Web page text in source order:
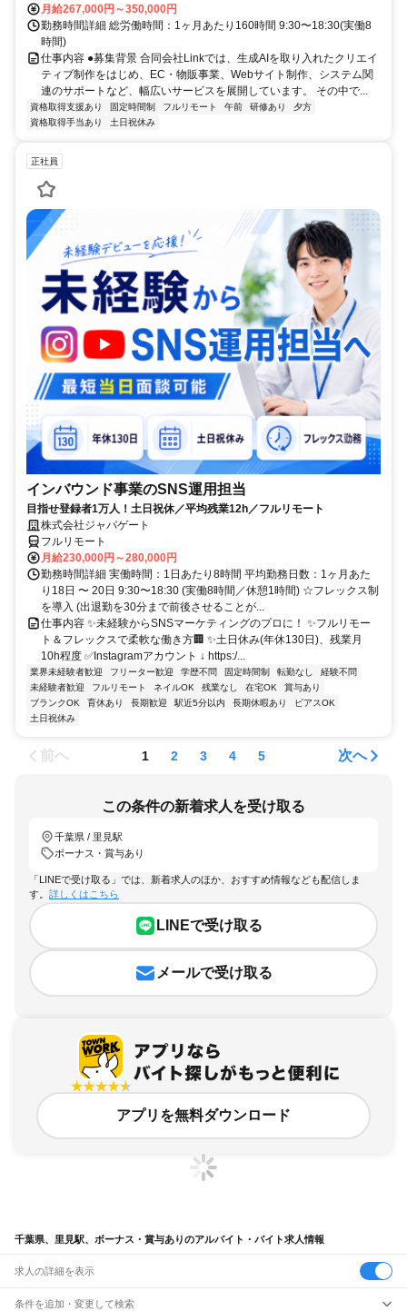
月給267,000円～350,000円
勤務時間詳細 総労働時間：1ヶ月あたり160時間 9:30〜18:30(実働8
時間)
仕事内容 ●募集背景 合同会社Linkでは、生成AIを取り入れたクリエイ
ティブ制作をはじめ、EC・物販事業、Webサイト制作、システム関
連のサポートなど、幅広いサービスを展開しています。 その中で...
資格取得支援あり 固定時間制 フルリモート 午前 研修あり
夕方
資格取得手当あり
土日祝休み
正社員
インバウンド事業のSNS運用担当
目指せ登録者1万人！土日祝休／平均残業12h／フルリモート
株式会社ジャパゲート
フルリモート
月給230,000円～280,000円
勤務時間詳細 実働時間：1日あたり8時間 平均勤務日数：1ヶ月あた
り18日 〜 20日 9:30〜18:30 (実働8時間／休憩1時間) ☆フレックス制
を導入 (出退勤を30分まで前後させることが...
仕事内容 ✨未経験からSNSマーケティングのプロに！ ✨フルリモー
ト＆フレックスで柔軟な働き方🏢 ✨土日休み(年休130日)、残業月
10h程度 ✅Instagramアカウント ↓ https:/...
業界未経験者歓迎 フリーター歓迎 学歴不問 固定時間制 転勤なし
経験不問
未経験者歓迎
フルリモート ネイルOK 残業なし 在宅OK
賞与あり
ブランクOK
育休あり 長期歓迎 駅近5分以内 長期休暇あり
ピアスOK
土日祝休み
前へ 1 2 3 4 5 次へ
この条件の新着求人を受け取る
千葉県 / 里見駅
ボーナス・賞与あり
「LINEで受け取る」では、新着求人のほか、おすすめ情報なども配信しま
す。 詳しくはこちら
LINEで受け取る
メールで受け取る
アプリを無料ダウンロード
千葉県、里見駅、ボーナス・賞与ありのアルバイト・バイト求人情報
求人の詳細を表示
条件を追加・変更して検索